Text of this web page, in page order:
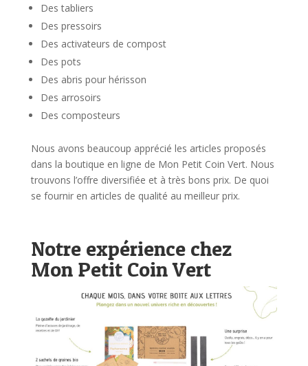
Des tabliers
Des pressoirs
Des activateurs de compost
Des pots
Des abris pour hérisson
Des arrosoirs
Des composteurs
Nous avons beaucoup apprécié les articles proposés
dans la boutique en ligne de Mon Petit Coin Vert. Nous
trouvons l’offre diversifiée et à très bons prix. De quoi
se fournir en articles de qualité au meilleur prix.
Notre expérience chez
Mon Petit Coin Vert